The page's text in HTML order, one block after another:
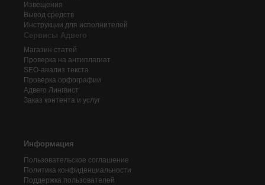
Извещения
Вывод средств
Инструкции для исполнителей
Сервисы Адвего
Магазин статей
Проверка на антиплагиат
SEO-анализ текста
Проверка орфографии
Адвего Лингвист
Заказ контента и услуг
Информация
Пользовательское соглашение
Политика конфиденциальности
Поддержка пользователей